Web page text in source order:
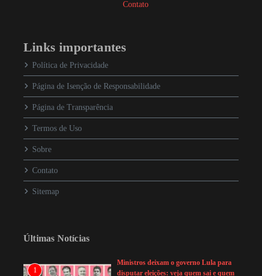
Contato
Links importantes
Política de Privacidade
Página de Isenção de Responsabilidade
Página de Transparência
Termos de Uso
Sobre
Contato
Sitemap
Últimas Notícias
1
Ministros deixam o governo Lula para
disputar eleições: veja quem sai e quem